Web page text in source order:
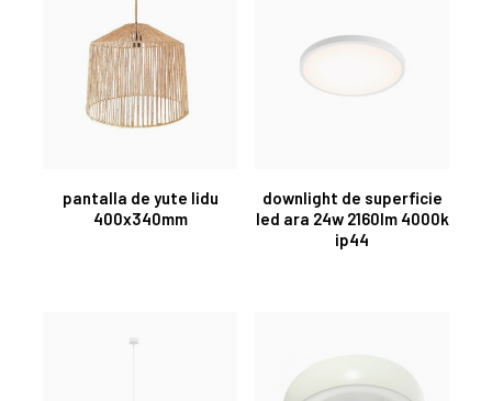
pantalla de yute lidu
400x340mm
downlight de superficie
led ara 24w 2160lm 4000k
ip44